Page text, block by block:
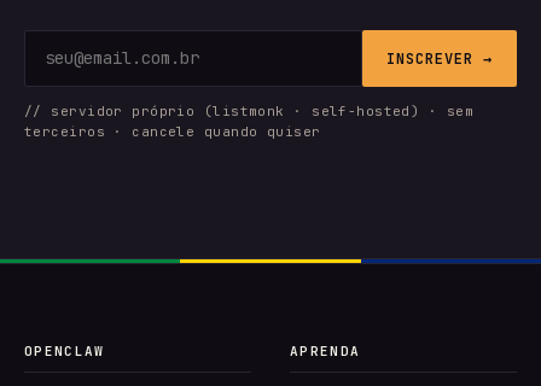
INSCREVER →
// servidor próprio (listmonk · self-hosted) · sem
terceiros · cancele quando quiser
OPENCLAW APRENDA